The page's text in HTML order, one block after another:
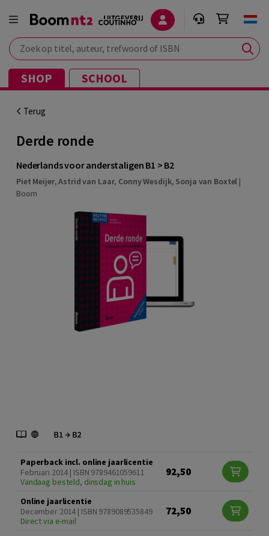
Zoek op titel, auteur, trefwoord of ISBN
SHOP SCHOOL
Terug
Derde ronde
Nederlands voor anderstaligen B1 > B2
Piet Meijer,Astrid van Laar, Conny Wesdijk, Sonja van Boxtel |
Boom
Paperback incl. online jaarlicentie
Februari 2014 | ISBN 9789461059611
Vandaag besteld, dinsdag in huis
92,50
Online jaarlicentie
December 2014 | ISBN 9789089535849
Direct via e-mail
72,50